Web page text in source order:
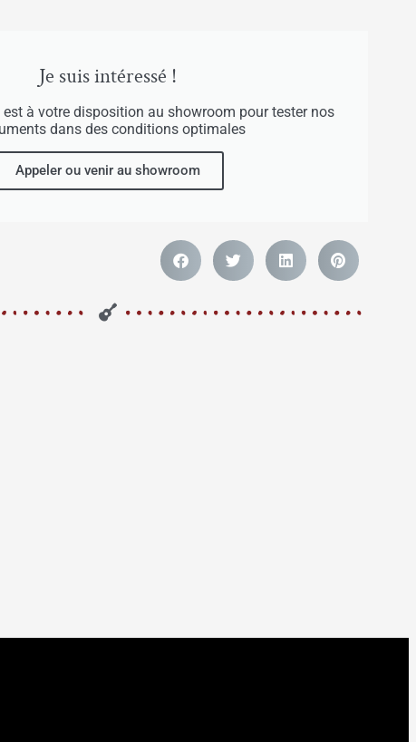
Je suis intéressé !
est à votre disposition au showroom pour tester nos
dans des conditions optimales
Appeler ou venir au showroom